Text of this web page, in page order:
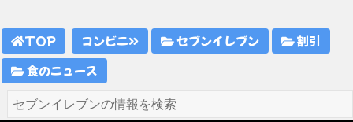
TOP コンビニ セブンイレブン
割引
食のニュース